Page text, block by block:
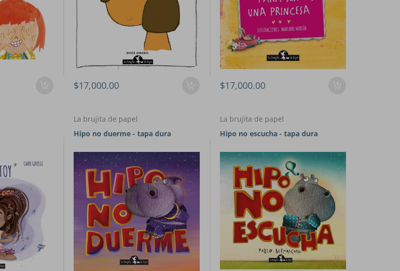
$17,000.00 $17,000.00
La brujita de papel
Hipo no duerme - tapa dura
La brujita de papel
Hipo no escucha - tapa dura